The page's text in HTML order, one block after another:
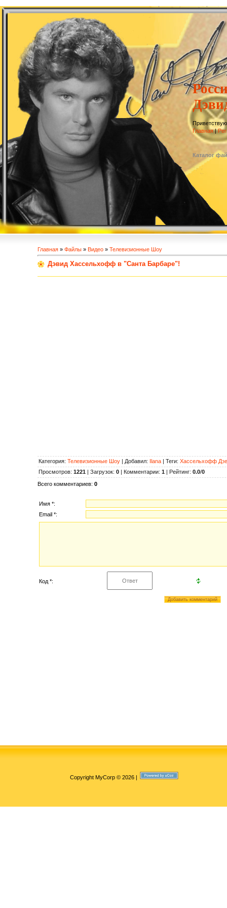
Главная|
Каталог
Главная » Файлы » Видео » Телевизионные Шоу
Дэвид Хассельхофф в "Санта Барбаре"!
Категория: Телевизионные Шоу | Добавил: Ilana | Теги: Хассельхофф
Просмотров: 1221 | Загрузок: 0 | Комментарии: 1 | Рейтинг: 0.0/0
Всего комментариев: 0
Имя *:
Email *:
Код *:
Copyright MyCorp © 2026|